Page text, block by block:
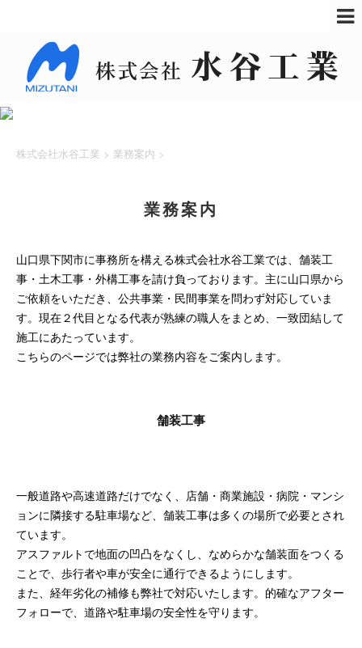
株式会社水谷工業 > 業務案内 >
業務案内
山口県下関市に事務所を構える株式会社水谷工業では、舗装工
事・土木工事・外構工事を請け負っております。主に山口県から
ご依頼をいただき、公共事業・民間事業を問わず対応していま
す。現在２代目となる代表が熟練の職人をまとめ、一致団結して
施工にあたっています。
こちらのページでは弊社の業務内容をご案内します。
舗装工事
一般道路や高速道路だけでなく、店舗・商業施設・病院・マンシ
ョンに隣接する駐車場など、舗装工事は多くの場所で必要とされ
ています。
アスファルトで地面の凹凸をなくし、なめらかな舗装面をつくる
ことで、歩行者や車が安全に通行できるようにします。
また、経年劣化の補修も弊社で対応いたします。的確なアフター
フォローで、道路や駐車場の安全性を守ります。